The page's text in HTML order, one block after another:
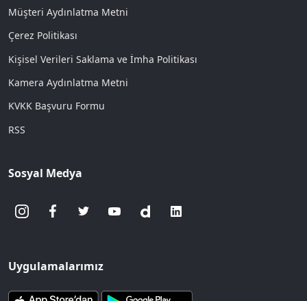
Müşteri Aydınlatma Metni
Çerez Politikası
Kişisel Verileri Saklama ve İmha Politikası
Kamera Aydınlatma Metni
KVKK Başvuru Formu
RSS
Sosyal Medya
Uygulamalarımız